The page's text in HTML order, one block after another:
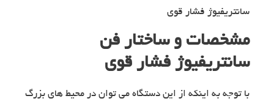
سانتریفیوژ فشار قوی
مشخصات و ساختار فن
سانتریفیوژ فشار قوی
با توجه به اینکه از این دستگاه می توان در محیط های بزرگ